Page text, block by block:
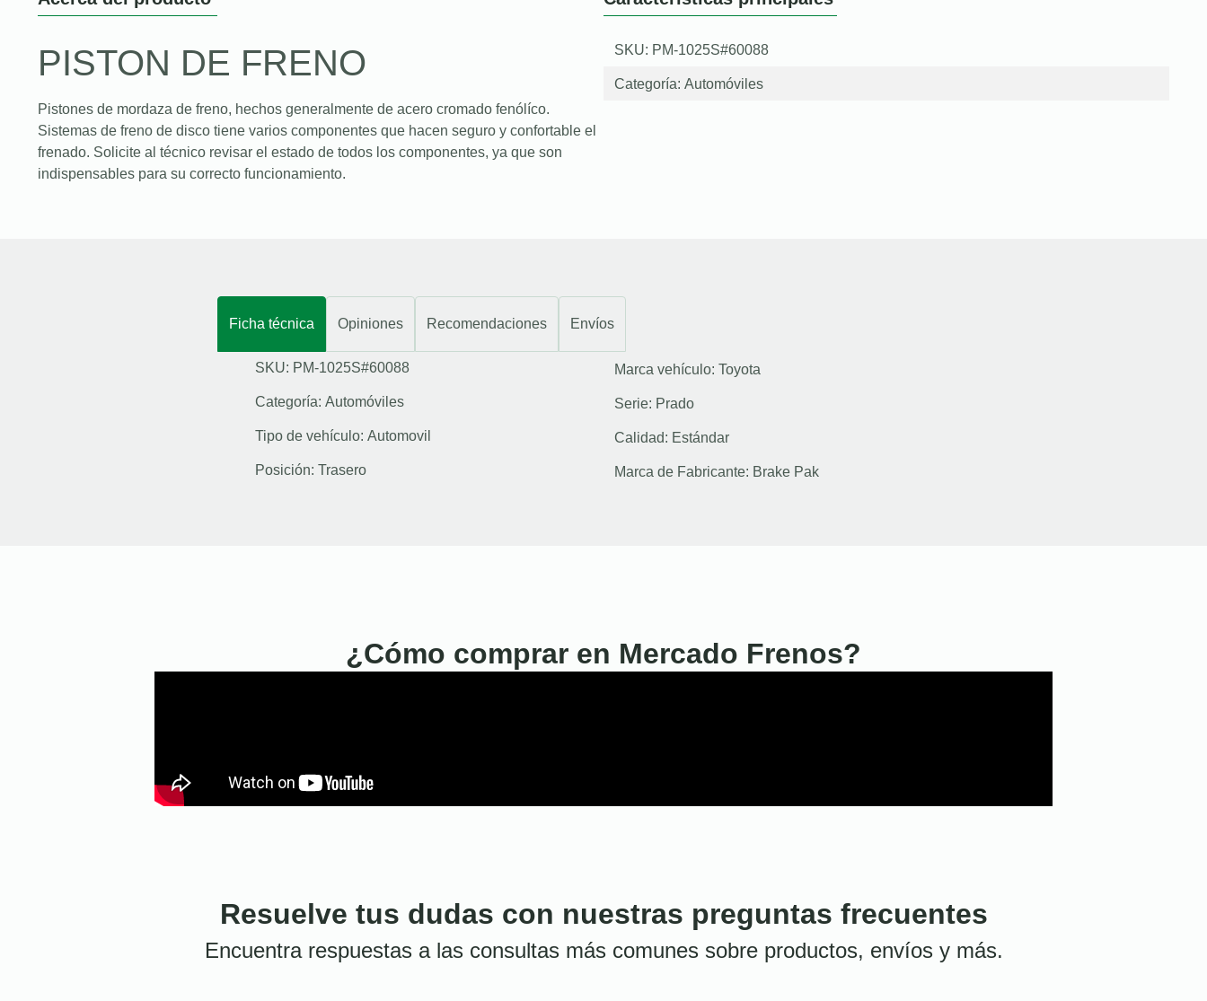
PISTON DE FRENO
Pistones de mordaza de freno, hechos generalmente de acero cromado fenólíco.
Sistemas de freno de disco tiene varios componentes que hacen seguro y confortable el
frenado. Solicite al técnico revisar el estado de todos los componentes, ya que son
indispensables para su correcto funcionamiento.
SKU: PM-1025S#60088
Categoría: Automóviles
Ficha técnica Opiniones Recomendaciones Envíos
SKU: PM-1025S#60088
Categoría: Automóviles
Tipo de vehículo: Automovil
Posición: Trasero
Marca vehículo: Toyota
Serie: Prado
Calidad: Estándar
Marca de Fabricante: Brake Pak
¿Cómo comprar en Mercado Frenos?
Resuelve tus dudas con nuestras preguntas frecuentes
Encuentra respuestas a las consultas más comunes sobre productos, envíos y más.